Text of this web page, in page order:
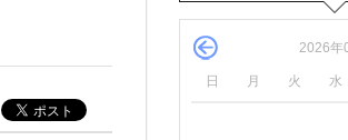
2026年
日 月 火 水